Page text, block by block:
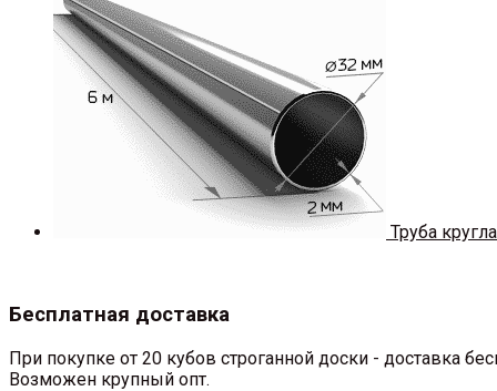
Труба
Бесплатная доставка
При покупке от 20 кубов строганной доски - доставка
Возможен крупный опт.